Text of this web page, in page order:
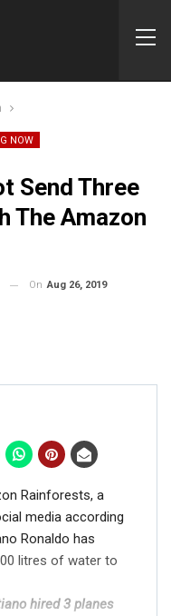
NOW
Send Three
The Amazon
On Aug 26, 2019
Rainforests, a
media according
Ronaldo has
litres of water to
hired 3 planes